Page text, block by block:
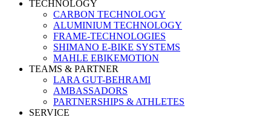
TECHNOLOGY
CARBON TECHNOLOGY
ALUMINIUM TECHNOLOGY
FRAME-TECHNOLOGIES
SHIMANO E-BIKE SYSTEMS
MAHLE EBIKEMOTION
TEAMS & PARTNER
LARA GUT-BEHRAMI
AMBASSADORS
PARTNERSHIPS & ATHLETES
SERVICE